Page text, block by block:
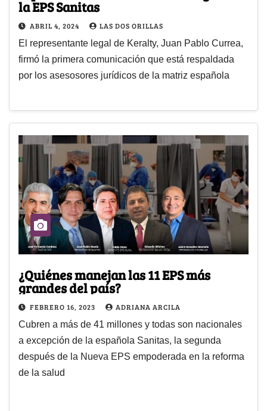
la EPS Sanitas
ABRIL 4, 2024 LAS DOS ORILLAS
El representante legal de Keralty, Juan Pablo Currea,
firmó la primera comunicación que está respaldada
por los asesosores jurídicos de la matriz española
¿Quiénes manejan las 11 EPS más
grandes del país?
FEBRERO 16, 2023 ADRIANA ARCILA
Cubren a más de 41 millones y todas son nacionales
a excepción de la española Sanitas, la segunda
después de la Nueva EPS empoderada en la reforma
de la salud